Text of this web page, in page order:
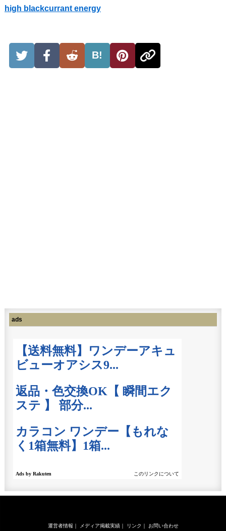
high blackcurrant energy
B!
ads
運営者情報 ｜ メディア掲載実績｜ リンク ｜ お問い合わせ